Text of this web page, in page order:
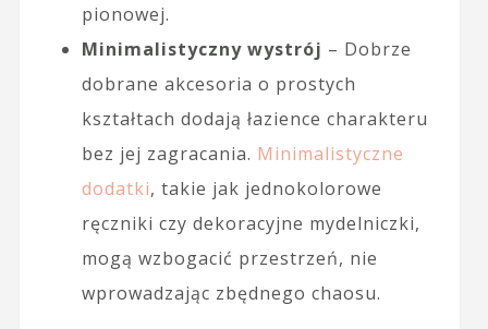
pionowej.
Minimalistyczny wystrój – Dobrze
dobrane akcesoria o prostych
kształtach dodają łazience charakteru
bez jej zagracania. Minimalistyczne
dodatki, takie jak jednokolorowe
ręczniki czy dekoracyjne mydelniczki,
mogą wzbogacić przestrzeń, nie
wprowadzając zbędnego chaosu.